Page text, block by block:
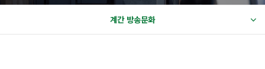
계간 방송문화